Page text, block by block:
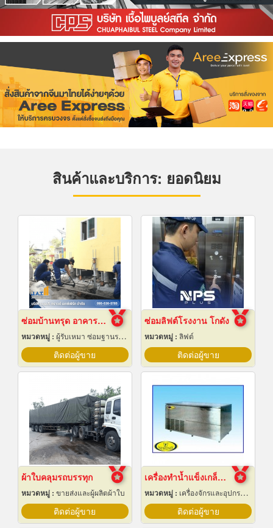
สินค้าและบริการ: ยอดนิยม
ซ่อมบ้านทรุด อาคารทรุด
หมวดหมู่ : ผู้รับเหมา ซ่อมฐานรากและโครงสร้างก่อสร้าง
ติดต่อผู้ขาย
ซ่อมลิฟต์โรงงาน โกดัง
หมวดหมู่ : ลิฟต์
ติดต่อผู้ขาย
ผ้าใบคลุมรถบรรทุก
หมวดหมู่ : ขายส่งและผู้ผลิตผ้าใบ
ติดต่อผู้ขาย
เครื่องทำน้ำแข็งเกล็ด เชียงใหม่
หมวดหมู่ : เครื่องจักรและอุปกรณ์ผลิตน้ำแข็ง
ติดต่อผู้ขาย